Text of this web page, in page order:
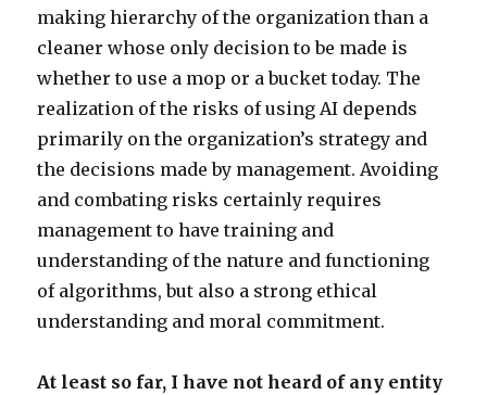
making hierarchy of the organization than a
cleaner whose only decision to be made is
whether to use a mop or a bucket today. The
realization of the risks of using AI depends
primarily on the organization’s strategy and
the decisions made by management. Avoiding
and combating risks certainly requires
management to have training and
understanding of the nature and functioning
of algorithms, but also a strong ethical
understanding and moral commitment.
At least so far, I have not heard of any entity